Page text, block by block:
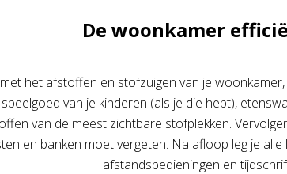
De woonkamer
het afstoffen en stofzuigen van je
van je kinderen (als je die hebt),
van de meest zichtbare stofplekken.
en banken moet vergeten. Na afloop leg je
afstandsbedieningen en